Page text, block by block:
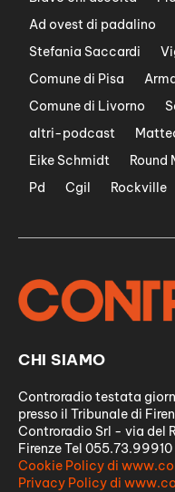
Ad ovest di padalino
Stefania Saccardi
Comune di Pisa
Comune di Livorno
altri-podcast
Eike Schmidt
Round
Pd
Cgil Rockville
CHI SIAMO
Controradio testata
presso il Tribunale di
Controradio Srl - via del
Firenze Tel
Cookie Policy di
Privacy Policy di